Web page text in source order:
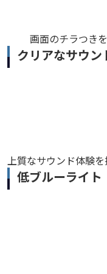
画面のチラつき
クリアなサウン
上質なサウンド体験を
低ブルーライト